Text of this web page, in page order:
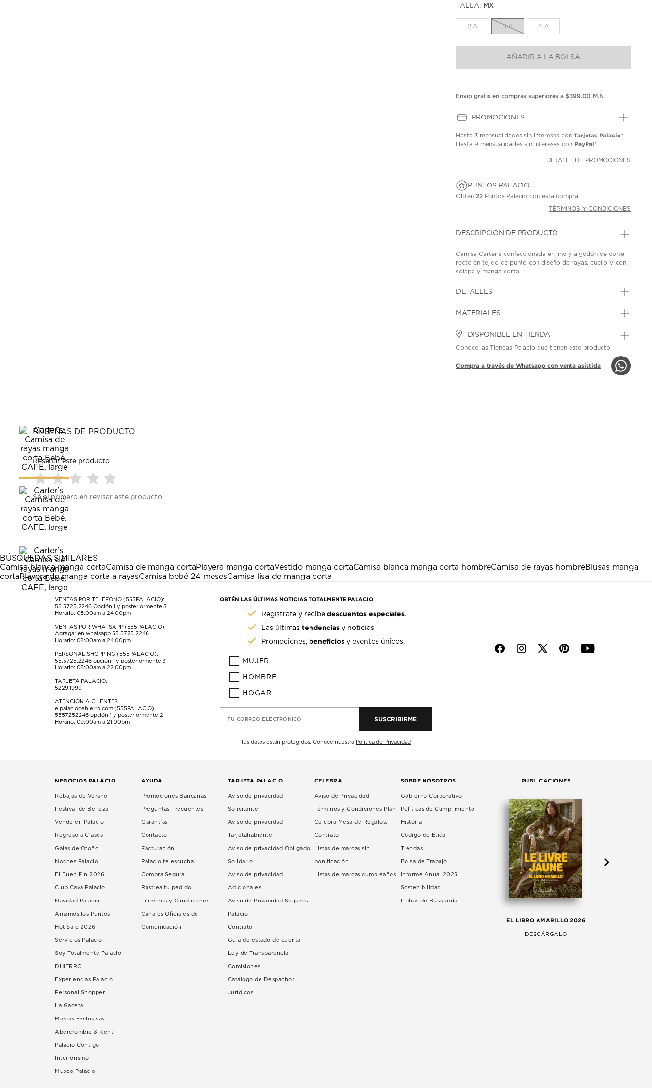
TALLA: MX
2 A 3 A 4 A
AÑADIR A LA BOLSA
Envío gratis en compras superiores a $399.00 M.N.
PROMOCIONES
Hasta 3 mensualidades sin intereses conTarjetas Palacio*
Hasta9 mensualidades sin intereses con PayPal*
DETALLE DE PROMOCIONES
PUNTOS PALACIO
Obtén 22 Puntos Palacio con esta compra.
TÉRMINOS Y CONDICIONES
DESCRIPCIÓN DE PRODUCTO
Camisa Carter's confeccionada en lino y algodón de corte
recto en tejido de punto con diseño de rayas, cuello V con
solapa y manga corta.
DETALLES
MATERIALES
DISPONIBLE EN TIENDA
Conoce las Tiendas Palacio que tienen este producto.
Compra a través de Whatsapp con venta asistida
RESEÑAS DE PRODUCTO
Reseñar este producto
Seleccionar
para
calificar
el
artículo
estrella
Esta
acción
abrirá
el
formulario
Seleccionar
para
calificar
el
artículo
estrellas.
Esta
acción
abrirá
el
formulario
de
para
calificar
estrellas.
Esta
acción
abrirá
formulario
de
para
estrellas.
Esta
acción
abrirá
formulario
de
para
Esta
acción
abrirá
formulario
de
envío.
Sé el primero en revisar este producto
BÚSQUEDAS SIMILARES
Camisa blanca manga cortaCamisa de manga cortaPlayera manga cortaVestido manga cortaCamisa blanca manga corta hombreCamisa de rayas hombreBlusas manga
cortaPlayera de manga corta a rayasCamisa bebé 24 mesesCamisa lisa de manga corta
VENTAS POR TELÉFONO (555PALACIO):
55.5725.2246 Opción 1 y posteriormente 3
Horario: 08:00am a 24:00pm
VENTAS POR WHATSAPP (555PALACIO):
Agregar en whatsapp 55.5725.2246
Horario: 08:00am a 24:00pm
PERSONAL SHOPPING (555PALACIO):
55.5725.2246 opción 1 y posteriormente 3
Horario: 08:00am a 22:00pm
TARJETA PALACIO:
5229.1999
ATENCIÓN A CLIENTES
elpalaciodehierro.com (555PALACIO)
5557252246 opción 1 y posteriormente 2
Horario: 09:00am a 21:00pm
OBTÉN LAS ÚLTIMAS NOTICIAS TOTALMENTE PALACIO
Regístrate y recibedescuentos especiales.
Las últimastendencias y noticias.
Promociones, beneficios y eventos únicos.
MUJER
HOMBRE
HOGAR
TU CORREO ELECTRÓNICO SUSCRIBIRME
Tus datos están protegidos. Conoce nuestra Política de Privacidad
f i p y
NEGOCIOS PALACIO
Rebajas de Verano
Festival de Belleza
Vende en Palacio
Regreso a Clases
Galas de Otoño
Noches Palacio
El Buen Fin 2026
Club Cava Palacio
Navidad Palacio
Amamos los Puntos
Hot Sale 2026
Servicios Palacio
Soy Totalmente Palacio
DHIERRO
Experiencias Palacio
Personal Shopper
La Gaceta
Marcas Exclusivas
Abercrombie & Kent
Palacio Contigo
Interiorismo
Museo Palacio
AYUDA
Promociones Bancarias
Preguntas Frecuentes
Garantías
Contacto
Facturación
Palacio te escucha
Compra Segura
Rastrea tu pedido
Términos y Condiciones
Canales Oficiales de
Comunicación
TARJETA PALACIO
Aviso de privacidad
Solicitante
Aviso de privacidad
Tarjetahabiente
Aviso de privacidad Obligado
Solidario
Aviso de privacidad
Adicionales
Aviso de Privacidad Seguros
Palacio
Contrato
Guía de estado de cuenta
Ley de Transparencia
Comisiones
Catálogo de Despachos
Jurídicos
CELEBRA
Aviso de Privacidad
Términos y Condiciones Plan
Celebra Mesa de Regalos.
Contrato
Listas de marcas sin
bonificación
Listas de marcas cumpleaños
SOBRE NOSOTROS
Gobierno Corporativo
Políticas de Cumplimiento
Historia
Código de Ética
Tiendas
Bolsa de Trabajo
Informe Anual 2025
Sostenibilidad
Fichas de Búsqueda
PUBLICACIONES
EL LIBRO AMARILLO 2026
DESCÁRGALO